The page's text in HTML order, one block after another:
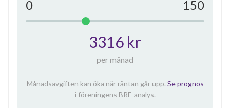
0 150
3316 kr
per månad
Månadsavgiften kan öka när räntan går upp. Se prognos
i föreningens BRF-analys.